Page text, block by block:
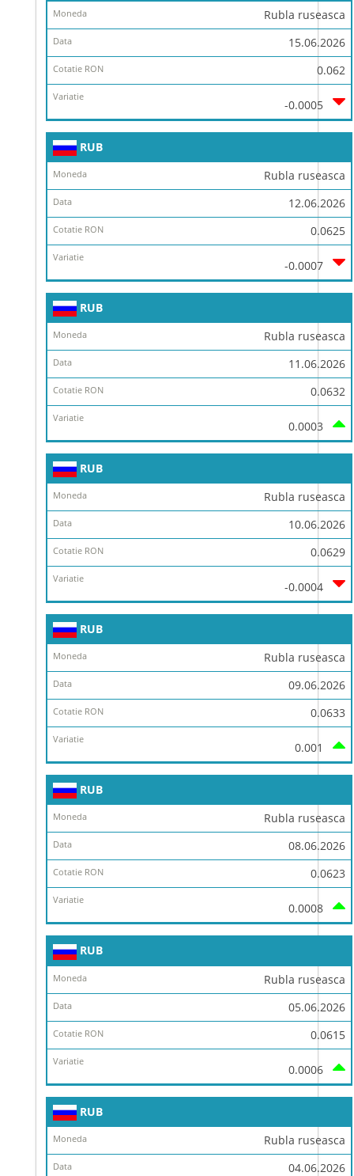
Rubla ruseasca
15.06.2026
0.062
-0.0005
RUB
Rubla ruseasca
12.06.2026
0.0625
-0.0007
RUB
Rubla ruseasca
11.06.2026
0.0632
0.0003
RUB
Rubla ruseasca
10.06.2026
0.0629
-0.0004
RUB
Rubla ruseasca
09.06.2026
0.0633
0.001
RUB
Rubla ruseasca
08.06.2026
0.0623
0.0008
RUB
Rubla ruseasca
05.06.2026
0.0615
0.0006
RUB
Rubla ruseasca
04.06.2026